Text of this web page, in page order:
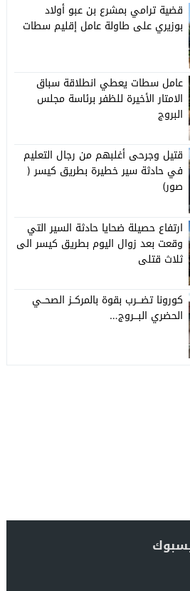
قضية ترامي بمشرع بن عبو أولاد
بوزيري على طاولة عامل إقليم سطات
عامل سطات يعطي انطلاقة سباق
الامتار الأخيرة للظفر برئاسة مجلس
البروج
قتيل وجرحى أغلبهم من رجال التعليم
في حادثة سير خطيرة بطريق كيسر (
صور)
ارتفاع حصيلة ضحايا حادثة السير التي
وقعت بعد زوال اليوم بطريق كيسر الى
ثلاث قتلى
كورونا تضـــرب بقوة بالمركــز الصحــي
الحضري البـــروج…